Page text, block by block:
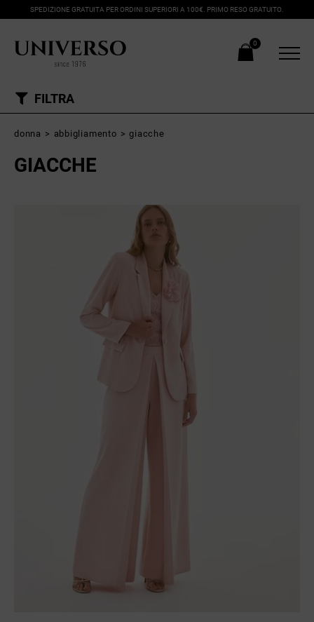
SPEDIZIONE GRATUITA PER ORDINI SUPERIORI A 100€. PRIMO RESO GRATUITO.
0
FILTRA
donna > abbigliamento > giacche
GIACCHE